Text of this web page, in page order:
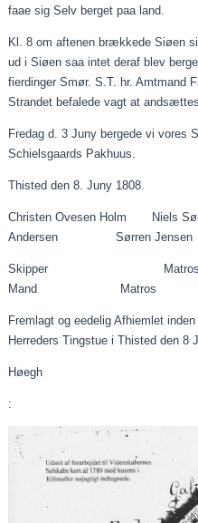
faae sig Selv berget paaland.
Kl. 8 om aftenen brækkedeSiøen
ud iSiøen saa intet deraf blev
fierdinger Smør. S.T. hr. Amtmand
Strandet befalede vagt atandsættes
Fredag d. 3Juny bergede vi vores
Schielsgaards Pakhuus.
Thisted den 8.Juny 1808.
Christen Ovesen Holm
AndersenSørren Jensen
Skipper
Mand Matros
Fremlagt ogeedelig Afhiemlet
Herreders Tingstue i Thisted den 8
Høegh
: